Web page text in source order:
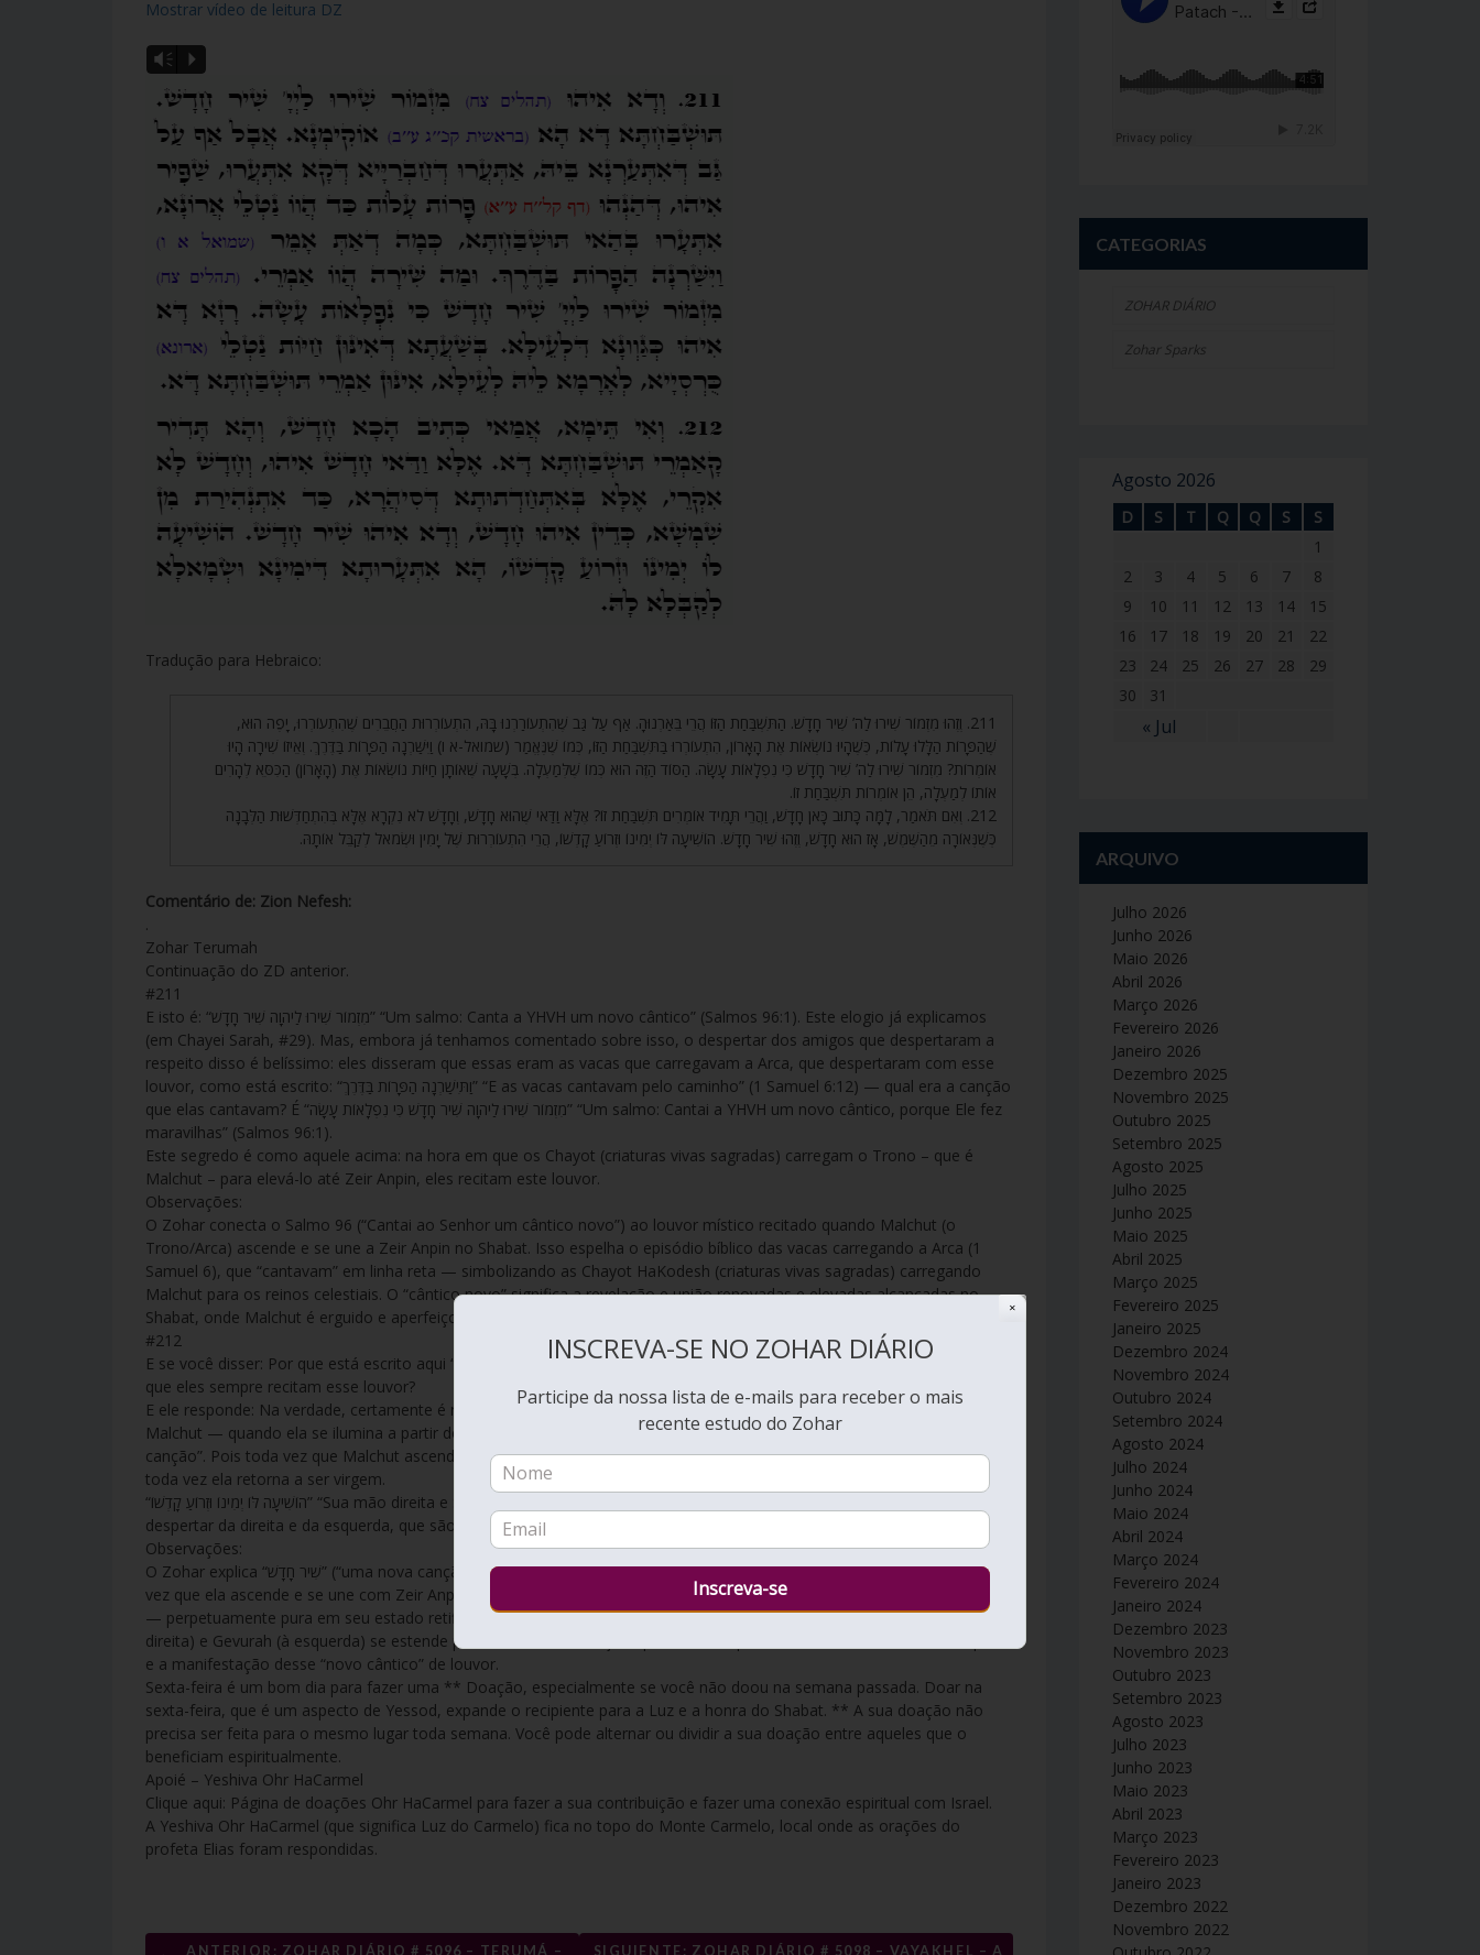
Mostrar vídeo de leitura DZ
Vm P
Tradução para Hebraico:
211. וְזֶהוּ מִזְמוֹר שִׁירוּ לַה’ שִׁיר חָדָשׁ. הַתִּשְׁבַּחַת הַזּוֹ הֲרֵי בֵּאַרְנוּהָ. אַף עַל גַּב שֶׁהִתְעוֹרַרְנוּ בָּהּ, הִתְעוֹרְרוּת הַחֲבֵרִים שֶׁהִתְעוֹרְרוּ, יָפֶה הוּא,
שֶׁהַפָּרוֹת הַלָּלוּ עָלוֹת, כְּשֶׁהָיוּ נוֹשְׂאוֹת אֶת הָאָרוֹן, הִתְעוֹרְרוּ בַּתִּשְׁבַּחַת הַזּוֹ, כְּמוֹ שֶׁנֶּאֱמַר (שמואל-א ו) וַיִּשַּׁרְנָה הַפָּרוֹת בַּדֶּרֶךְ. וְאֵיזוֹ שִׁירָה הָיוּ
אוֹמְרוֹת? מִזְמוֹר שִׁירוּ לַה’ שִׁיר חָדָשׁ כִּי נִפְלָאוֹת עָשָׂה. הַסּוֹד הַזֶּה הוּא כְּמוֹ שֶׁלְּמַעְלָה. בְּשָׁעָה שֶׁאוֹתָן חַיּוֹת נוֹשְׂאוֹת אֶת (הָאָרוֹן) הַכִּסֵּא לְהָרִים
אוֹתוֹ לְמַעְלָה, הֵן אוֹמְרוֹת תִּשְׁבַּחַת זוֹ.
212. וְאִם תֹּאמַר, לָמָּה כָּתוּב כָּאן חָדָשׁ, וַהֲרֵי תָּמִיד אוֹמְרִים תִּשְׁבַּחַת זוֹ? אֶלָּא וַדַּאי שֶׁהוּא חָדָשׁ, וְחָדָשׁ לֹא נִקְרָא אֶלָּא בְּהִתְחַדְּשׁוּת הַלְּבָנָה
כְּשֶׁנְּאוֹרָה מֵהַשֶּׁמֶשׁ, אָז הוּא חָדָשׁ, וְזֶהוּ שִׁיר חָדָשׁ. הוֹשִׁיעָה לּוֹ יְמִינוֹ וּזְרוֹעַ קָדְשׁוֹ, הֲרֵי הִתְעוֹרְרוּת שֶׁל יָמִין וּשְׂמֹאל לְקַבֵּל אוֹתָהּ.
Comentário de: Zion Nefesh:
.
Zohar Terumah
Continuação do ZD anterior.
#211
E isto é: “מִזְמוֹר שִׁירוּ לַיהוָה שִׁיר חָדָשׁ” “Um salmo: Canta a YHVH um novo cântico” (Salmos 96:1). Este elogio já explicamos
(em Chayei Sarah, #29). Mas, embora já tenhamos comentado sobre isso, o despertar dos amigos que despertaram a
respeito disso é belíssimo: eles disseram que essas eram as vacas que carregavam a Arca, que despertaram com esse
louvor, como está escrito: “וַתִּישַׁרְנָה הַפָּרוֹת בַּדֶּרֶךְ” “E as vacas cantavam pelo caminho” (1 Samuel 6:12) — qual era a canção
que elas cantavam? É “מִזְמוֹר שִׁירוּ לַיהוָה שִׁיר חָדָשׁ כִּי נִפְלָאוֹת עָשָׂה” “Um salmo: Cantai a YHVH um novo cântico, porque Ele fez
maravilhas” (Salmos 96:1).
Este segredo é como aquele acima: na hora em que os Chayot (criaturas vivas sagradas) carregam o Trono – que é
Malchut – para elevá-lo até Zeir Anpin, eles recitam este louvor.
Observações:
O Zohar conecta o Salmo 96 (“Cantai ao Senhor um cântico novo”) ao louvor místico recitado quando Malchut (o
Trono/Arca) ascende e se une a Zeir Anpin no Shabat. Isso espelha o episódio bíblico das vacas carregando a Arca (1
Samuel 6), que “cantavam” em linha reta — simbolizando as Chayot HaKodesh (criaturas vivas sagradas) carregando
Malchut para os reinos celestiais. O “cântico novo” significa a revelação e união renovadas e elevadas alcançadas no
Shabat, onde Malchut é erguido e aperfeiçoado por meio dessa ascensão e louvor divinos.
#212
E se você disser: Por que está escrito aqui “Novo” “חדש” — como está escrito “שִׁיר חָדָשׁ” “um cântico novo” — quando eis
que eles sempre recitam esse louvor?
E ele responde: Na verdade, certamente é novo. Pois não é chamada de “nova”, exceto na renovação da lua — que é
Malchut — quando ela se ilumina a partir do sol, que é Zeir Anpin. Então ela é nova, e isso é “שִׁיר חָדָשׁ” “uma nova
canção”. Pois toda vez que Malchut ascende para se unir a Zeir Anpin, ela é considerada renovada. No segredo de que
toda vez ela retorna a ser virgem.
“הוֹשִׁיעָה לּוֹ יְמִינוֹ וּזְרוֹעַ קָדְשׁוֹ” “Sua mão direita e Seu braço santo operaram a salvação para Ele” (Salmos 98:1) – este é o
despertar da direita e da esquerda, que são Chessed e Gevurah, para recebê-la.
Observações:
O Zohar explica “שִׁיר חָדָשׁ” (“uma nova canção”, Salmos 96:1) como se referindo à renovação de Malchut (“a lua”) cada
vez que ela ascende e se une com Zeir Anpin (“o sol”) no Shabat. Essa união a torna “nova” e “semelhante a uma virgem”
— perpetuamente pura em seu estado retificado, livre de apegos anteriores à impureza. O despertar de Chessed (à
direita) e Gevurah (à esquerda) se estende para recebê-la e abraçá-la plenamente, possibilitando a união divina completa
e a manifestação desse “novo cântico” de louvor.
Sexta-feira é um bom dia para fazer uma ** Doação, especialmente se você não doou na semana passada. Doar na
sexta-feira, que é um aspecto de Yessod, expande o recipiente para a Luz e a honra do Shabat. ** A sua doação não
precisa ser feita para o mesmo lugar toda semana. Você pode alternar ou dividir a sua doação entre aqueles que o
beneficiam espiritualmente.
Apoié – Yeshiva Ohr HaCarmel
Clique aqui: Página de doações Ohr HaCarmel para fazer a sua contribuição e fazer uma conexão espiritual com Israel.
A Yeshiva Ohr HaCarmel (que significa Luz do Carmelo) fica no topo do Monte Carmelo, local onde as orações do
profeta Elias foram respondidas.
ANTERIOR: ZOHAR DIÁRIO # 5096 – TERUMÁ –
SIGUIENTE: ZOHAR DIÁRIO # 5098 – VAYAKHEL – A
CATEGORIAS
ZOHAR DIÁRIO
Zohar Sparks
Agosto 2026
D S T Q Q S S
« Jul
1
2
3 4 5 6 7
8
9
10 11 12 13 14
15
16
17 18 19 20 21
22
23
24 25 26 27 28
29
30
31
ARQUIVO
Julho 2026
Junho 2026
Maio 2026
Abril 2026
Março 2026
Fevereiro 2026
Janeiro 2026
Dezembro 2025
Novembro 2025
Outubro 2025
Setembro 2025
Agosto 2025
Julho 2025
Junho 2025
Maio 2025
Abril 2025
Março 2025
Fevereiro 2025
Janeiro 2025
Dezembro 2024
Novembro 2024
Outubro 2024
Setembro 2024
Agosto 2024
Julho 2024
Junho 2024
Maio 2024
Abril 2024
Março 2024
Fevereiro 2024
Janeiro 2024
Dezembro 2023
Novembro 2023
Outubro 2023
Setembro 2023
Agosto 2023
Julho 2023
Junho 2023
Maio 2023
Abril 2023
Março 2023
Fevereiro 2023
Janeiro 2023
Dezembro 2022
Novembro 2022
✕
INSCREVA-SE NO ZOHAR DIÁRIO
Participe da nossa lista de e-mails para receber o mais
recente estudo do Zohar